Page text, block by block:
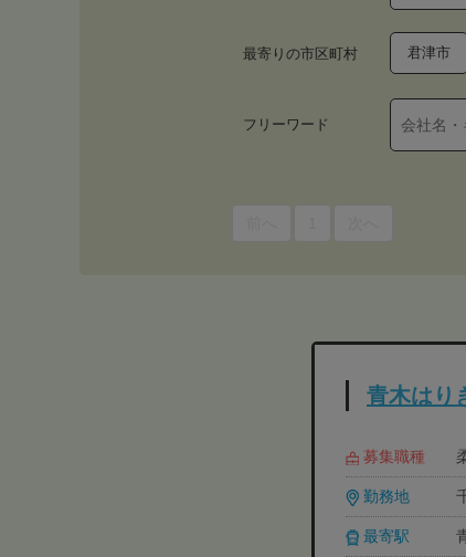
最寄りの市区町村 君津市
フリーワード
青木はり
募集職種
勤務地
最寄駅